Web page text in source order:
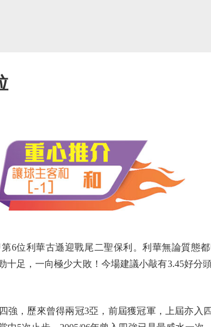
位利華古遜迎戰尾二聖保利。利華無論質態都
足，一向極少大敗！今場建議小敲有3.45好分
，歷來曾得兩冠3亞，前屆獲冠軍，上屆亦入